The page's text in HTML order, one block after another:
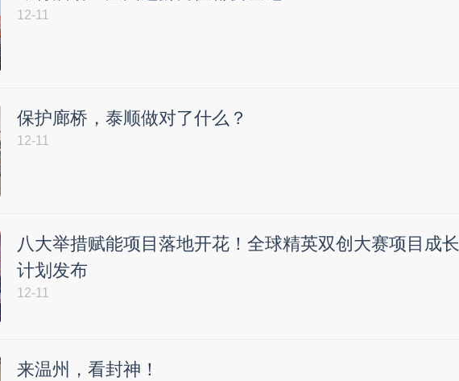
12-11
保护廊桥，泰顺做对了什么？
12-11
八大举措赋能项目落地开花！全球精英双创大赛项目成长
计划发布
12-11
来温州，看封神！